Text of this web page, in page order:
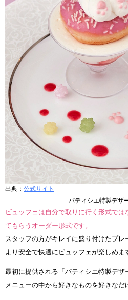
出典： 公式サイト
パティシエ特製デザ
ビュッフェは自分で取りに行く形式では
てもらうオーダー形式です。
スタッフの方がキレイに盛り付けたプレ
より安全で快適にビュッフェが楽しめま
最初に提供される「パティシエ特製デザ
メニューの中から好きなものを好きなだ